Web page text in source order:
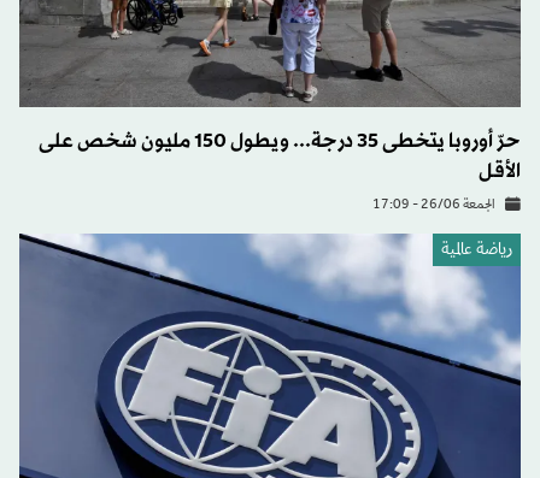
حرّ أوروبا يتخطى 35 درجة... ويطول 150 مليون شخص على
الأقل
الجمعة 26/06 - 17:09
رياضة عالمية